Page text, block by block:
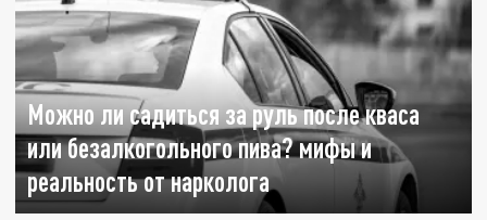
Можно ли садиться за руль после кваса
или безалкогольного пива? мифы и
реальность от нарколога